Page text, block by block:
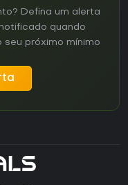
Defina um alerta
quando
seu próximo mínimo